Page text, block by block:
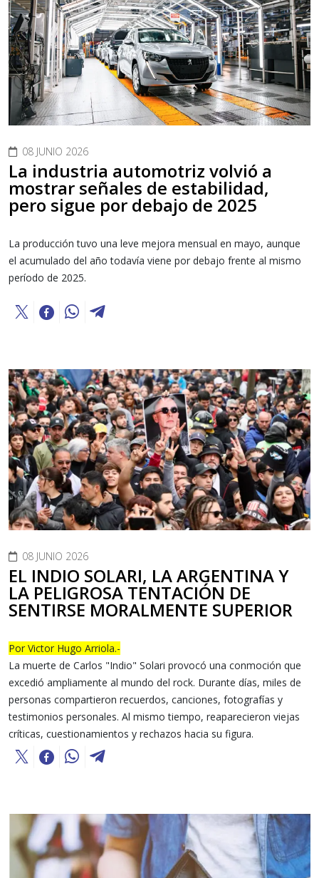
08 JUNIO 2026
La industria automotriz volvió a
mostrar señales de estabilidad,
pero sigue por debajo de 2025
La producción tuvo una leve mejora mensual en mayo, aunque
el acumulado del año todavía viene por debajo frente al mismo
período de 2025.
08 JUNIO 2026
EL INDIO SOLARI, LA ARGENTINA Y
LA PELIGROSA TENTACIÓN DE
SENTIRSE MORALMENTE SUPERIOR
Por Victor Hugo Arriola.-
La muerte de Carlos "Indio" Solari provocó una conmoción que
excedió ampliamente al mundo del rock. Durante días, miles de
personas compartieron recuerdos, canciones, fotografías y
testimonios personales. Al mismo tiempo, reaparecieron viejas
críticas, cuestionamientos y rechazos hacia su figura.